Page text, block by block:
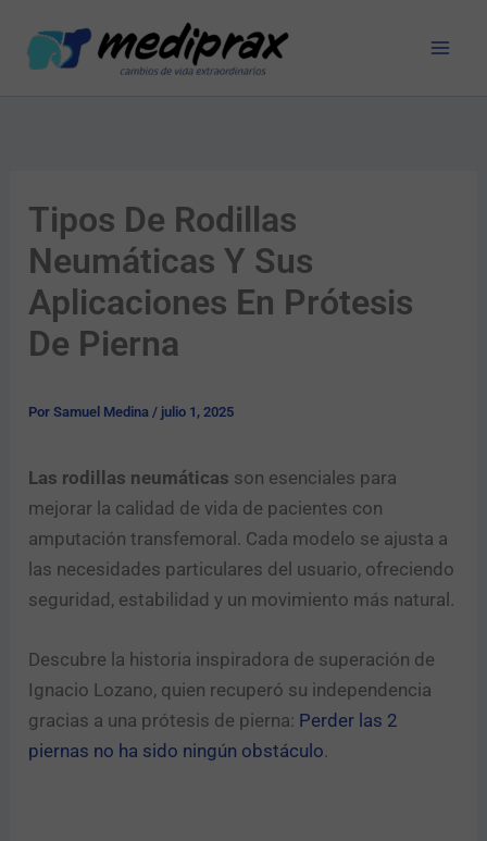
contenido
Tipos De Rodillas
Neumáticas Y Sus
Aplicaciones En Prótesis
De Pierna
PorSamuel Medina / julio 1, 2025
Las rodillas neumáticas son esenciales para
mejorar la calidad de vida de pacientes con
amputación transfemoral. Cada modelo se ajusta a
las necesidades particulares del usuario, ofreciendo
seguridad, estabilidad y un movimiento más natural.
Descubre la historia inspiradora de superación de
Ignacio Lozano, quien recuperó su independencia
gracias a una prótesis de pierna: Perder las 2
piernas no ha sido ningún obstáculo.